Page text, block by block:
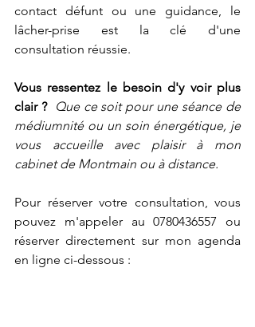
contact défunt ou une guidance, le
lâcher-prise est la clé d'une
consultation réussie.
Vous ressentez le besoin d'y voir plus
clair ? Que ce soit pour une séance de
médiumnité ou un soin énergétique, je
vous accueille avec plaisir à mon
cabinet de Montmain ou à distance.
Pour réserver votre consultation, vous
pouvez m'appeler au 0780436557 ou
réserver directement sur mon agenda
en ligne ci-dessous :